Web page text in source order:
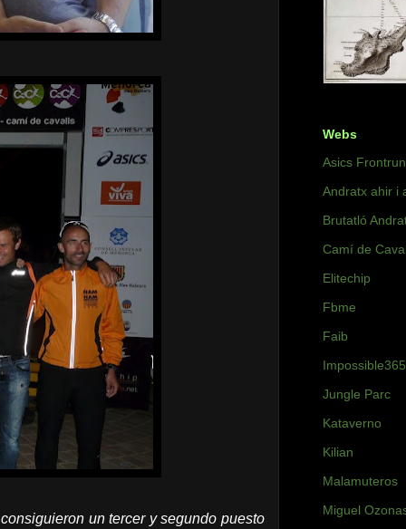
un tercer y segundo puesto
Webs
Asics
Andratx ahir i
Brutatló
Camí de
Elitechip
Fbme
Faib
Impossible365
Jungle Parc
Kataverno
Kilian
Malamuteros
Miguel